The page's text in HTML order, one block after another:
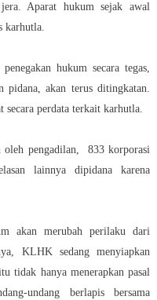
Aparat hukum sejak awal
karhutla.
hukum secara tegas,
akan terus ditingkatan.
secara perdata terkait karhutla.
oleh pengadilan, 833 korporasi
lainnya dipidana karena
akan merubah perilaku dari
KLHK sedang menyiapkan
tidak hanya menerapkan pasal
undang berlapis bersama